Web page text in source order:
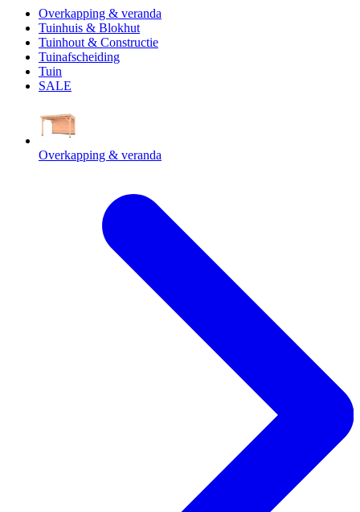
Overkapping & veranda
Tuinhuis & Blokhut
Tuinhout & Constructie
Tuinafscheiding
Tuin
SALE
Overkapping & veranda